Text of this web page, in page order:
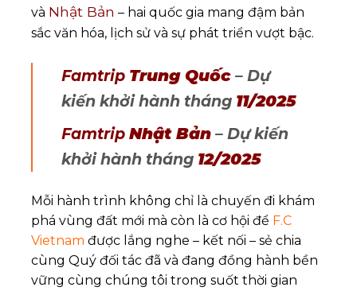
và Nhật Bản – hai quốc gia mang đậm bản
sắc văn hóa, lịch sử và sự phát triển vượt bậc.
Famtrip Trung Quốc – Dự
kiến khởi hành tháng 11/2025
Famtrip Nhật Bản – Dự kiến
khởi hành tháng 12/2025
Mỗi hành trình không chỉ là chuyến đi khám
phá vùng đất mới mà còn là cơ hội để F.C
Vietnam được lắng nghe – kết nối – sẻ chia
cùng Quý đối tác đã và đang đồng hành bền
vững cùng chúng tôi trong suốt thời gian